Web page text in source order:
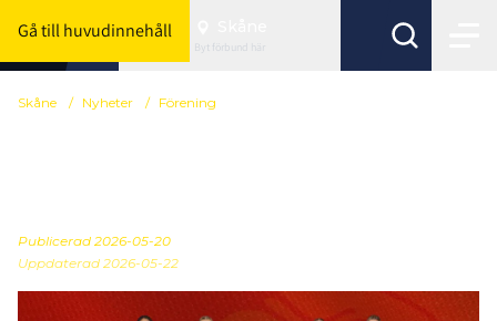
Gå till huvudinnehåll
Byt förbund här
Skåne / Nyheter / Förening
Publicerad 2026-05-20
Uppdaterad 2026-05-22